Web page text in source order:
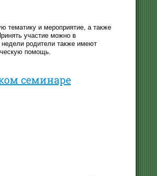
тематику и мероприятие, а также
участие можно в
недели родители также имеют
помощь.
семинаре